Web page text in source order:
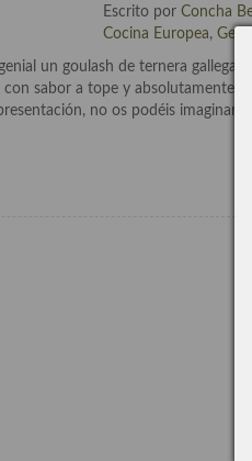
Escrito porConcha
Cocina Europea,
un goulash de ternera gallega
sabor a tope y absolutamente
no os podéis imaginar